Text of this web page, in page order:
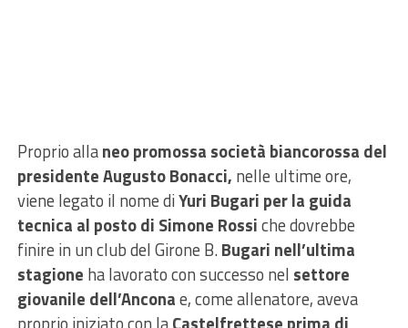
Proprio allaneo promossa società biancorossa del
presidente Augusto Bonacci, nelle ultime ore,
viene legato il nome diYuri Bugari per la guida
tecnica al posto di Simone Rossiche dovrebbe
finire in un club del Girone B.Bugari nell’ultima
stagione ha lavorato con successo nel settore
giovanile dell’Anconae, come allenatore, aveva